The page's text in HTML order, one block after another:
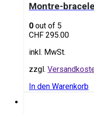
Montre-
0 out of 5
CHF 295.00
inkl. MwSt.
zzgl.
In den Warenkorb